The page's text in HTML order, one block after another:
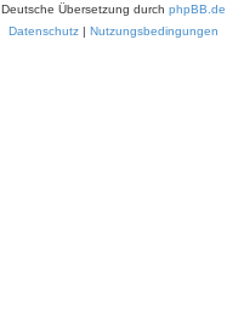
Deutsche Übersetzung durch phpBB.de
Datenschutz | Nutzungsbedingungen